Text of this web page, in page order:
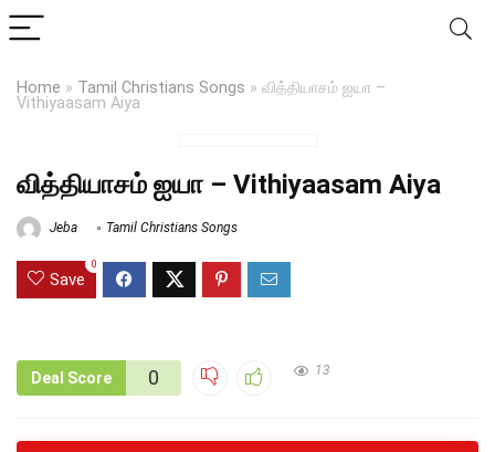
Home » Tamil Christians Songs » வித்தியாசம் ஐயா –
Vithiyaasam Aiya
வித்தியாசம் ஐயா – Vithiyaasam Aiya
Jeba Tamil Christians Songs
Save
0
Deal Score 0 13